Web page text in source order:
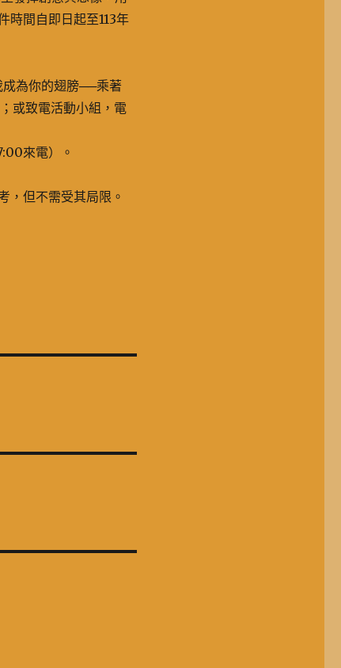
時間自即日起至113年
為你的翅膀──乘著
或致電活動小組，電
來電）。
，但不需受其局限。